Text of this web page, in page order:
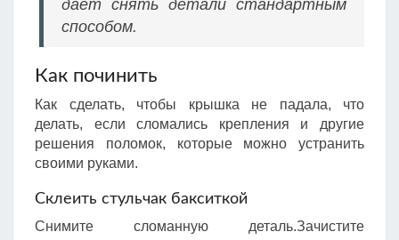
дает снять детали стандартным
способом.
Как починить
Как сделать, чтобы крышка не падала, что
делать, если сломались крепления и другие
решения поломок, которые можно устранить
своими руками.
Склеить стульчак бакситкой
Снимите сломанную деталь.Зачистите